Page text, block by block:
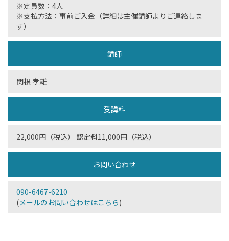
※定員数：4人
※支払方法：事前ご入金（詳細は主催講師よりご連絡しま
す）
講師
関根 孝雄
受講料
22,000円（税込） 認定料11,000円（税込）
お問い合わせ
090-6467-6210
(メールのお問い合わせはこちら)